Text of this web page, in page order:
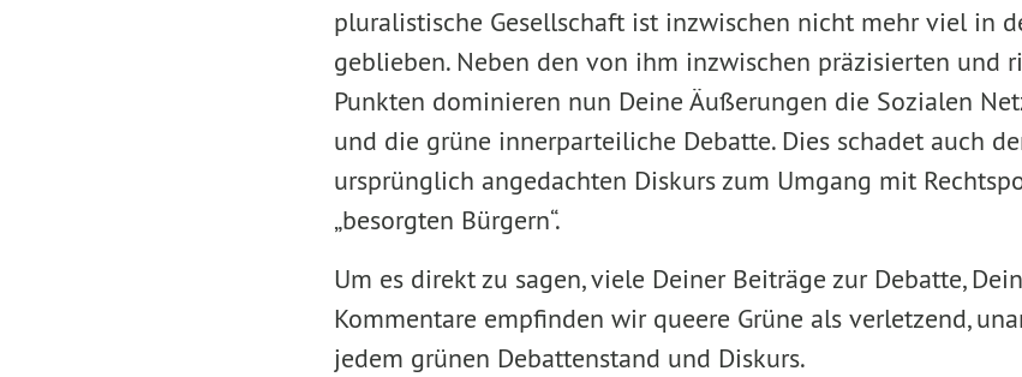
pluralistische Gesellschaft ist inzwischen nicht mehr viel in
geblieben. Neben den von ihm inzwischen präzisierten und
Punkten dominieren nun Deine Äußerungen die Sozialen
und die grüne innerparteiliche Debatte. Dies schadet auch
ursprünglich angedachten Diskurs zum Umgang mit
„besorgten Bürgern“.
Um es direkt zu sagen, viele Deiner Beiträge zur Debatte,
Kommentare empfinden wir queere Grüne als verletzend,
jedem grünen Debattenstand und Diskurs.